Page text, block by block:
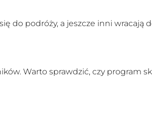
do podróży, a jeszcze inni wracają
Warto sprawdzić, czy program